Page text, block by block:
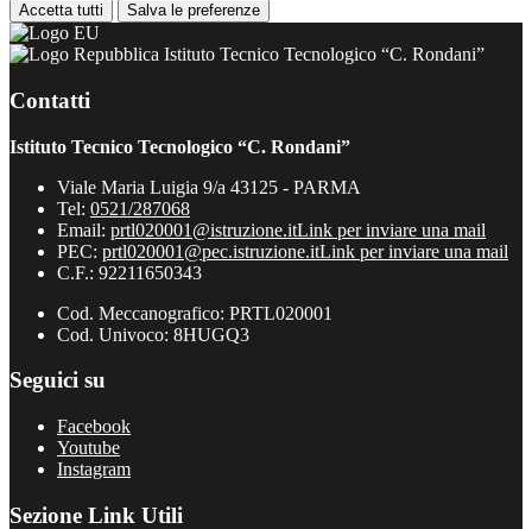
Accetta tutti Salva le preferenze
Istituto Tecnico Tecnologico “C. Rondani”
Contatti
Istituto Tecnico Tecnologico “C. Rondani”
Viale Maria Luigia 9/a 43125 - PARMA
Tel: 0521/287068
Email: prtl020001@istruzione.itLink per inviare una mail
PEC: prtl020001@pec.istruzione.itLink per inviare una mail
C.F.: 92211650343
Cod. Meccanografico: PRTL020001
Cod. Univoco: 8HUGQ3
Seguici su
Facebook
Youtube
Instagram
Sezione Link Utili